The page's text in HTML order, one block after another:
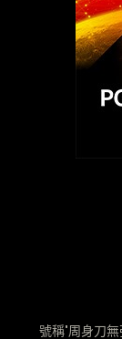
號稱"周身刀